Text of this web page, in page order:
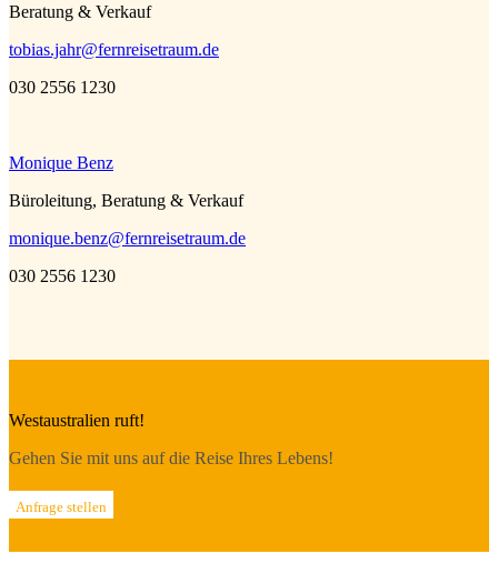
Beratung & Verkauf
tobias.jahr@fernreisetraum.de
030 2556 1230
Monique Benz
Büroleitung, Beratung & Verkauf
monique.benz@fernreisetraum.de
030 2556 1230
Westaustralien ruft!
Gehen Sie mit uns auf die Reise Ihres Lebens!
Anfrage stellen